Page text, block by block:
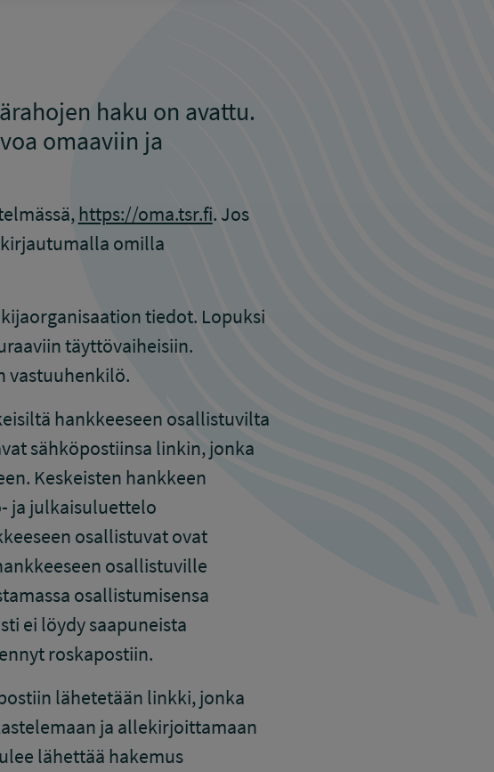
haku on avattu.
omaaviin ja
https://oma.tsr.fi. Jos
omilla
tiedot. Lopuksi
täyttövaiheisiin.
vastuuhenkilö.
hankkeeseen osallistuvilta
sähköpostiinsa linkin, jonka
Keskeisten hankkeen
ja julkaisuluettelo
osallistuvat ovat
osallistuville
osallistumisensa
ei löydy saapuneista
roskapostiin.
lähetetään linkki, jonka
ja allekirjoittamaan
lähettää hakemus